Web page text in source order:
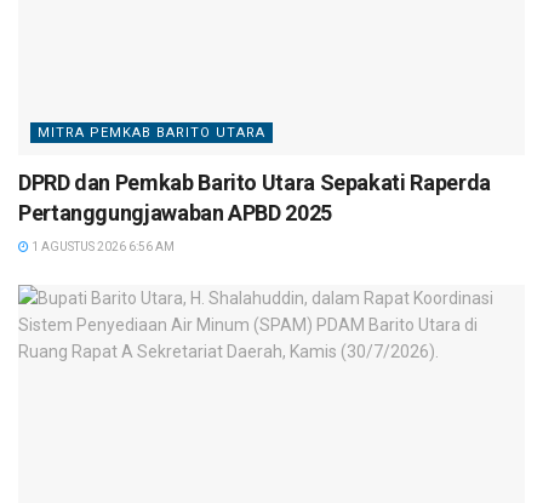
MITRA PEMKAB BARITO UTARA
DPRD dan Pemkab Barito Utara Sepakati Raperda
Pertanggungjawaban APBD 2025
1 AGUSTUS 2026 6:56 AM